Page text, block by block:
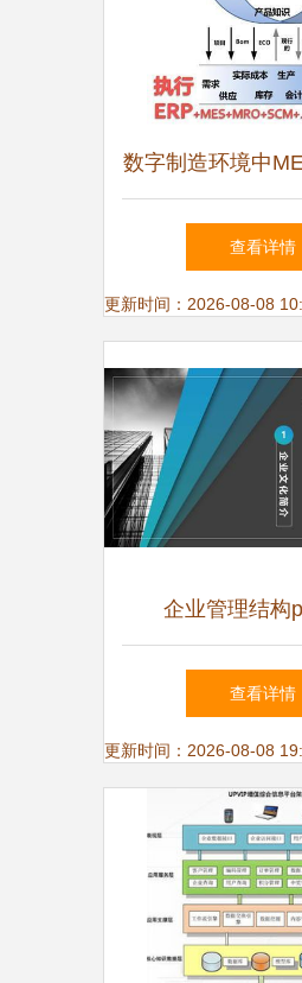
数字制造环境中
其对企业架构的
构建响应敏捷的精
查看详情
更新时间：2026-08-08
企业管理结构
查看详情
更新时间：2026-08-08